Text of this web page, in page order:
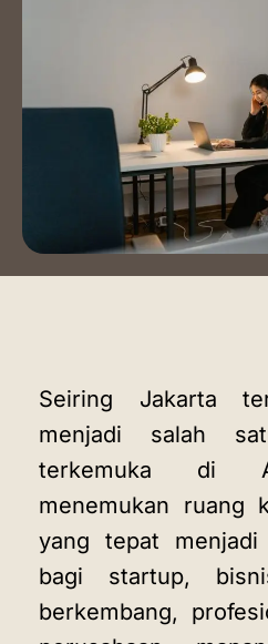
Hubungi
Book a Tour
Instagram
LinkedIn
Seiring Jakarta
menjadi salah
terkemuka di
menemukan ruang
yang tepat
bagi startup,
berkembang,